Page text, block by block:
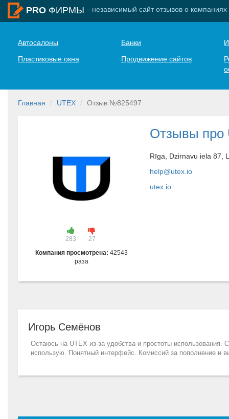
PRO ФИРМЫ - независимый сайт отзывов о компаниях
Автосалоны Банки
Пластиковые окна
Продвижение сайтов
Главная UTEX Отзыв №825497
283
27
Компания просмотрена: 42543
раза
Отзывы про
Rīga, Dzirnavu iela 87,
help@utex.io
utex.io
Игорь Семёнов
Остаюсь на UTEX из-за удобства и простоты
использую. Понятный интерфейс. Комиссий за пополнение и